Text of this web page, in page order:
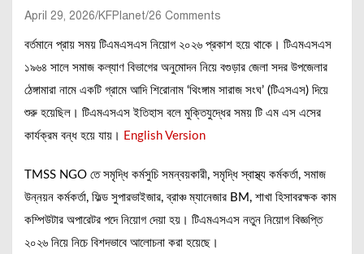
April 29, 2026 KFPlanet 26 Comments
বর্তমানে প্রায় সময় টিএমএসএস নিয়োগ ২০২৬ প্রকাশ হয়ে থাকে। টিএমএসএস
১৯৬৪ সালে সমাজ কল্যাণ বিভাগের অনুমোদন নিয়ে বগুড়ার জেলা সদর উপজেলার
ঠেঙ্গামারা নামে একটি গ্রামে আদি শিরোনাম ‘থিংঙ্গাম সারাজ সংঘ’ (টিএসএস) দিয়ে
শুরু হয়েছিল। টিএমএসএস ইতিহাস বলে মুক্তিযুদ্ধের সময় টি এম এস এসের
কার্যক্রম বন্ধ হয়ে যায়। English Version
TMSS NGO তে সমৃদ্ধি কর্মসুচি সমন্বয়কারী, সমৃদ্ধি স্বাস্থ্য কর্মকর্তা, সমাজ
উন্নয়ন কর্মকর্তা, ফিল্ড সুপারভাইজার, ব্রাঞ্চ ম্যানেজার BM, শাখা হিসাবরক্ষক কাম
কম্পিউটার অপারেটর পদে নিয়োগ দেয়া হয়। টিএমএসএস নতুন নিয়োগ বিজ্ঞপ্তি
২০২৬ নিয়ে নিচে বিশদভাবে আলোচনা করা হয়েছে।